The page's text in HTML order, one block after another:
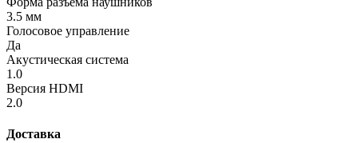
3.5 мм
Голосовое управление
Да
Акустическая система
1.0
Версия HDMI
2.0
Доставка